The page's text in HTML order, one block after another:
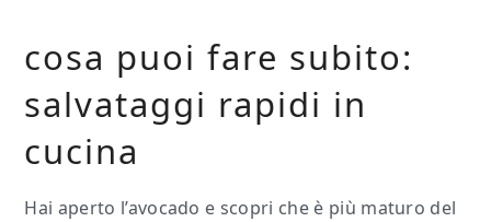
cosa puoi fare subito:
salvataggi rapidi in
cucina
Hai aperto l’avocado e scopri che è più maturo del